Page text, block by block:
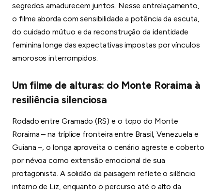
segredos amadurecem juntos. Nesse entrelaçamento,
o filme aborda com sensibilidade a potência da escuta,
do cuidado mútuo e da reconstrução da identidade
feminina longe das expectativas impostas por vínculos
amorosos interrompidos.
Um filme de alturas: do Monte Roraima à
resiliência silenciosa
Rodado entre Gramado (RS) e o topo do Monte
Roraima – na tríplice fronteira entre Brasil, Venezuela e
Guiana –, o longa aproveita o cenário agreste e coberto
por névoa como extensão emocional de sua
protagonista. A solidão da paisagem reflete o silêncio
interno de Liz, enquanto o percurso até o alto da